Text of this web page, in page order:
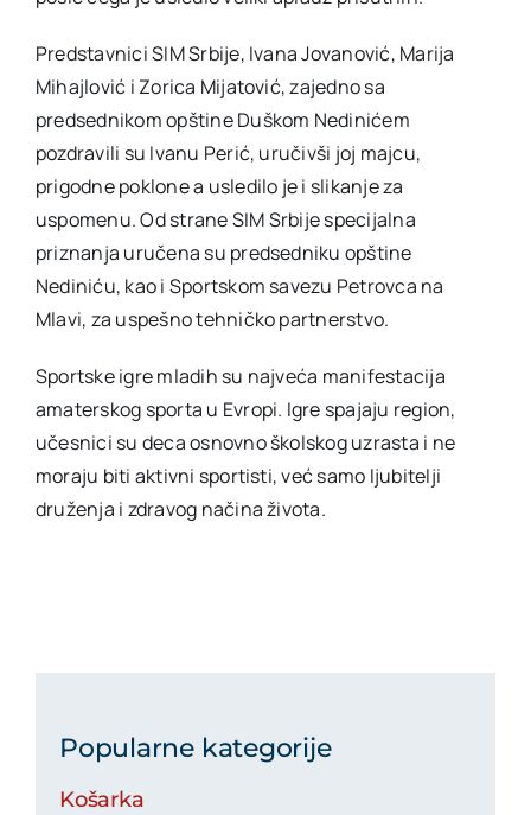
Predstavnici SIM Srbije, Ivana Jovanović, Marija
Mihajlović i Zorica Mijatović, zajedno sa
predsednikom opštine Duškom Nedinićem
pozdravili su Ivanu Perić, uručivši joj majcu,
prigodne poklone a usledilo je i slikanje za
uspomenu. Od strane SIM Srbije specijalna
priznanja uručena su predsedniku opštine
Nediniću, kao i Sportskom savezu Petrovca na
Mlavi, za uspešno tehničko partnerstvo.
Sportske igre mladih su najveća manifestacija
amaterskog sporta u Evropi. Igre spajaju region,
učesnici su deca osnovno školskog uzrasta i ne
moraju biti aktivni sportisti, već samo ljubitelji
druženja i zdravog načina života.
Popularne kategorije
Košarka